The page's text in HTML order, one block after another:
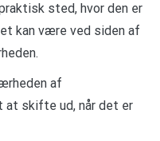
sted, hvor den er
kan være ved siden af
af
at skifte ud, når det er